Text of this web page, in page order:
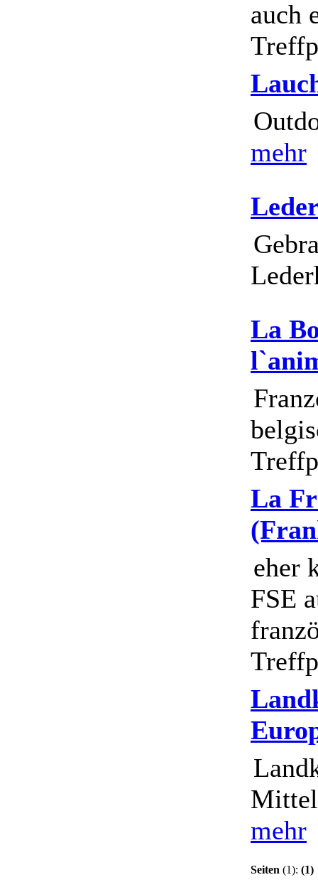
auch
mehr
La
La
eher
FSE
mehr
Seiten (1): (1)